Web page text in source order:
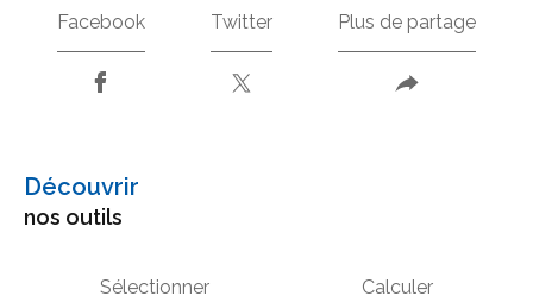
Facebook Twitter Plus de partage
découvrir
nos outils
Sélectionner Calculer